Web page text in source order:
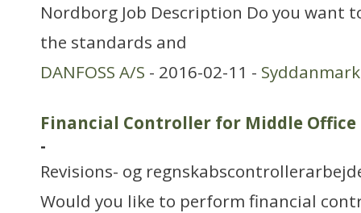
Nordborg Job Description Do you want
the standards and
DANFOSS A/S - 2016-02-11 - Syddanmark
Financial Controller for Middle Office
-
Revisions- og
Would you like to perform financial